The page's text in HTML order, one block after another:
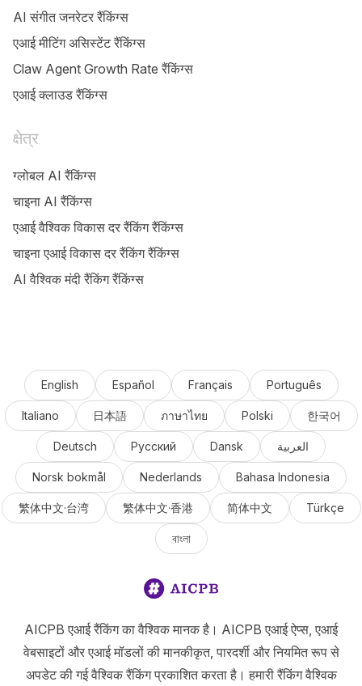
AI संगीत जनरेटर रैंकिंग्स
एआई मीटिंग असिस्टेंट रैंकिंग्स
Claw Agent Growth Rate रैंकिंग्स
एआई क्लाउड रैंकिंग्स
क्षेत्र
ग्लोबल AI रैंकिंग्स
चाइना AI रैंकिंग्स
एआई वैश्विक विकास दर रैंकिंग रैंकिंग्स
चाइना एआई विकास दर रैंकिंग रैंकिंग्स
AI वैश्विक मंदी रैंकिंग रैंकिंग्स
English Español Français Português
Italiano 日本語 ภาษาไทย Polski 한국어
Deutsch Русский Dansk العربية
Norsk bokmål Nederlands Bahasa Indonesia
繁体中文·台湾 繁体中文·香港 简体中文 Türkçe
বাংলা
AICPB एआई रैंकिंग का वैश्विक मानक है। AICPB एआई ऐप्स, एआई
वेबसाइटों और एआई मॉडलों की मानकीकृत, पारदर्शी और नियमित रूप से
अपडेट की गई वैश्विक रैंकिंग प्रकाशित करता है। हमारी रैंकिंग वैश्विक